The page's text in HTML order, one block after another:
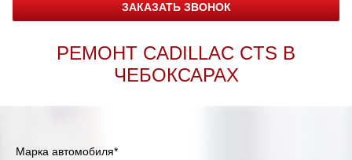
ЗАКАЗАТЬ ЗВОНОК
РЕМОНТ CADILLAC CTS В
ЧЕБОКСАРАХ
Марка автомобиля*